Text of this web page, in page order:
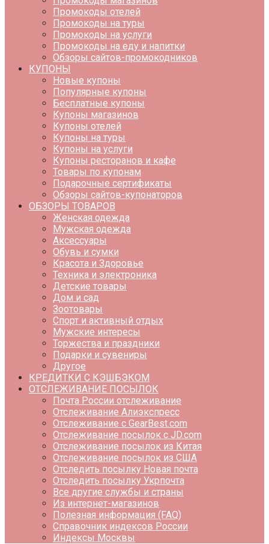
Промокоды отелей
Промокоды на туры
Промокоды на услуги
Промокоды на еду и напитки
Обзоры сайтов-промокодников
КУПОНЫ
Новые купоны
Популярные купоны
Бесплатные купоны
Купоны магазинов
Купоны отелей
Купоны на туры
Купоны на услуги
Купоны ресторанов и кафе
Товары по купонам
Подарочные сертификаты
Обзоры сайтов-купонаторов
ОБЗОРЫ ТОВАРОВ
Женская одежда
Мужская одежда
Аксессуары
Обувь и сумки
Красота и Здоровье
Техника и электроника
Детские товары
Дом и сад
Зоотовары
Спорт и активный отдых
Мужские интересы
Торжества и праздники
Подарки и сувениры
Другое
КРЕДИТКИ С КЭШБЭКОМ
ОТСЛЕЖИВАНИЕ ПОСЫЛОК
Почта России отслеживание
Отслеживание Алиэкспресс
Отслеживание с GearBest.com
Отслеживание посылок с JD.com
Отслеживание посылок из Китая
Отслеживание посылок из США
Отследить посылку Новая почта
Отследить посылку Укрпочта
Все другие службы и страны
Из интернет-магазинов
Полезная информация (FAQ)
Справочник индексов России
Индексы Москвы